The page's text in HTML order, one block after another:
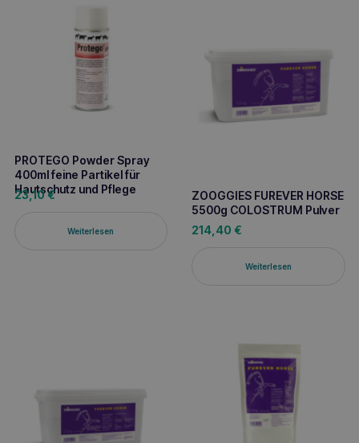
PROTEGO Powder Spray
400ml feine Partikel für
Hautschutz und Pflege
23,10€
Weiterlesen
ZOOGGIES FUREVER HORSE
5500g COLOSTRUM Pulver
214,40 €
Weiterlesen